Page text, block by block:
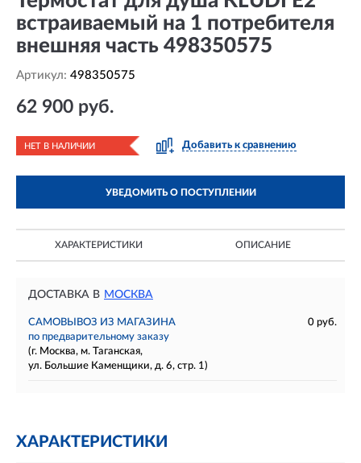
встраиваемый на 1 потребителя
внешняя часть 498350575
Артикул: 498350575
62 900 руб.
НЕТ В НАЛИЧИИ Добавить к сравнению
УВЕДОМИТЬ О ПОСТУПЛЕНИИ
ХАРАКТЕРИСТИКИ ОПИСАНИЕ
ДОСТАВКА В МОСКВА
САМОВЫВОЗ ИЗ МАГАЗИНА
0 руб.
по предварительному заказу
(г. Москва, м. Таганская,
ул. Большие Каменщики, д. 6, стр. 1)
ХАРАКТЕРИСТИКИ